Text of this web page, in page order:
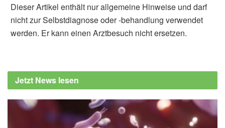
study discovers link between delayed
puberty and early-onset type 2 diabetes for
European Society of Endocrinology
Dieser Artikel enthält nur allgemeine Hinweise und darf
nicht zur Selbstdiagnose oder -behandlung verwendet
werden. Er kann einen Arztbesuch nicht ersetzen.
Jetzt News lesen